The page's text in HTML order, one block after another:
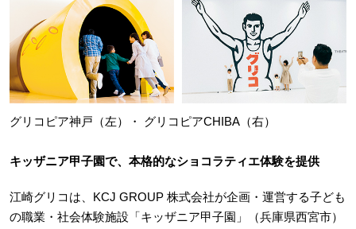
グリコピア神戸（左）・ グリコピアCHIBA（右）
キッザニア甲子園で、本格的なショコラティエ体験を提供
江崎グリコは、KCJ GROUP 株式会社が企画・運営する子ども
の職業・社会体験施設「キッザニア甲子園」（兵庫県西宮市）